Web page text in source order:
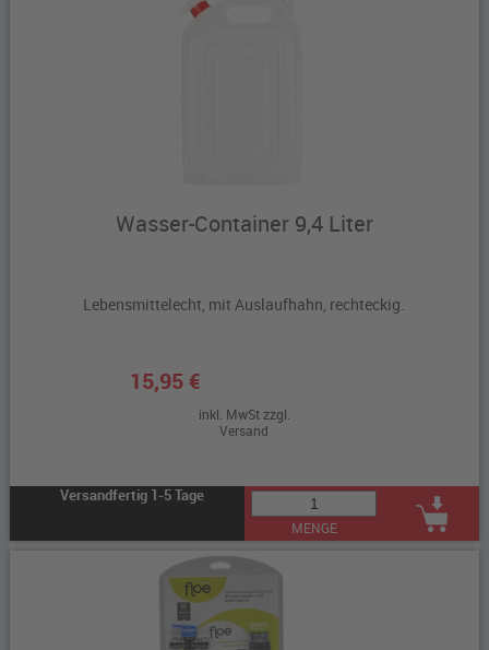
Wasser-Container 9,4 Liter
Lebensmittelecht, mit Auslaufhahn, rechteckig.
15,95 €
inkl. MwSt zzgl.
Versand
Versandfertig 1-5 Tage
MENGE